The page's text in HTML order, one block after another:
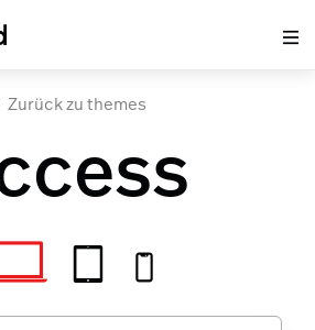
Zurück zu themes